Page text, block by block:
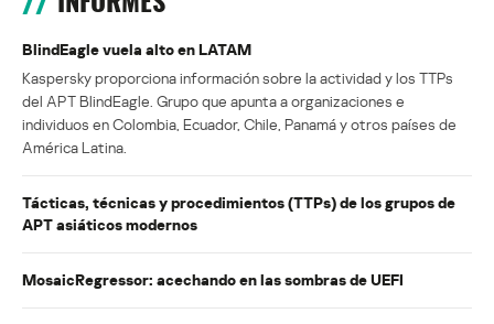
BlindEagle vuela alto en LATAM
Kaspersky proporciona información sobre la actividad y los TTPs
del APT BlindEagle. Grupo que apunta a organizaciones e
individuos en Colombia, Ecuador, Chile, Panamá y otros países de
América Latina.
Tácticas, técnicas y procedimientos (TTPs) de los grupos de
APT asiáticos modernos
MosaicRegressor: acechando en las sombras de UEFI